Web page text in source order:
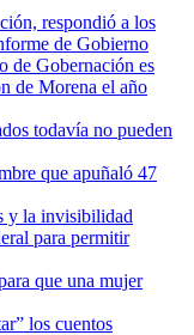
respondió a los
de Gobierno
de Gobernación es
de Morena el año
todavía no pueden
que apuñaló 47
y la invisibilidad
para permitir
que una mujer
los cuentos